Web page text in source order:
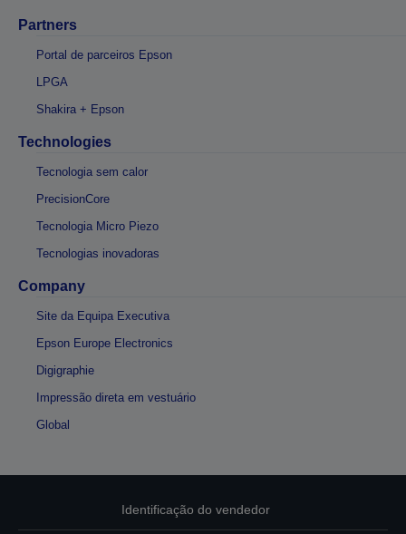
Partners
Portal de parceiros Epson
LPGA
Shakira + Epson
Technologies
Tecnologia sem calor
PrecisionCore
Tecnologia Micro Piezo
Tecnologias inovadoras
Company
Site da Equipa Executiva
Epson Europe Electronics
Digigraphie
Impressão direta em vestuário
Global
Identificação do vendedor